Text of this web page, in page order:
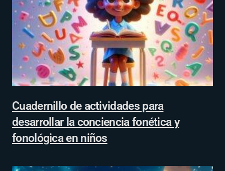
Cuadernillo de actividades para
desarrollar la conciencia fonética y
fonológica en niños